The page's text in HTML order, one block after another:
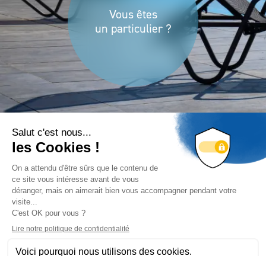
Vous êtes
un particulier ?
Vous êtes
un professionnel ?